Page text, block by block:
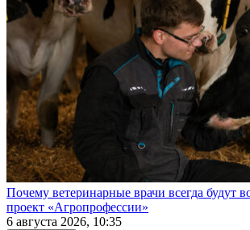
Почему ветеринарные врачи всегда будут
проект «Агропрофессии»
6 августа 2026, 10:35